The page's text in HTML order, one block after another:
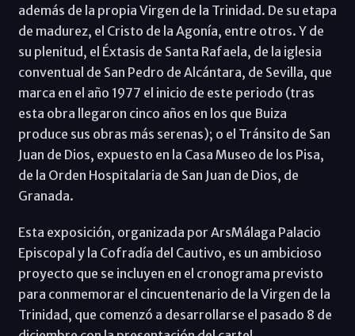
además de la propia Virgen de la Trinidad. De su etapa
de madurez, el Cristo de la Agonía, entre otros. Y de
su plenitud, el Éxtasis de Santa Rafaela, de la iglesia
conventual de San Pedro de Alcántara, de Sevilla, que
marca en el año 1977 el inicio de este periodo (tras
esta obra llegaron cinco años en los que Buiza
produce sus obras más serenas); o el Tránsito de San
Juan de Dios, expuesto en la Casa Museo de los Pisa,
de la Orden Hospitalaria de San Juan de Dios, de
Granada.
Esta exposición, organizada por ArsMálaga Palacio
Episcopal y la Cofradía del Cautivo, es un ambicioso
proyecto que se incluyen en el cronograma previsto
para conmemorar el cincuentenario de la Virgen de la
Trinidad, que comenzó a desarrollarse el pasado 8 de